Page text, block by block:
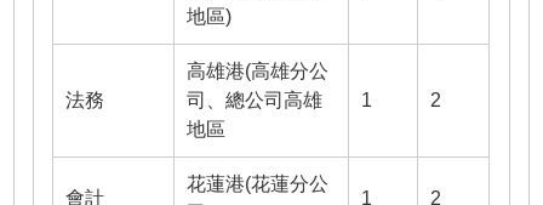
地區)
法務
高雄港(高雄分公
司、總公司高雄
地區
1 2
會計
花蓮港(花蓮分公
1 2